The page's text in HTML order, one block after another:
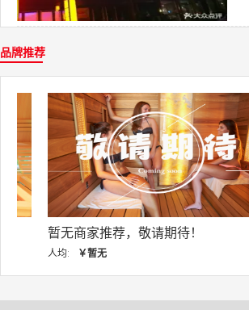
品牌推荐
暂无商家推荐，敬请期待！
￥暂无